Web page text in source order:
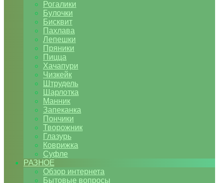
Рогалики
Булочки
Бисквит
Пахлава
Лепешки
Пряники
Пицца
Хачапури
Чизкейк
Штрудель
Шарлотка
Манник
Запеканка
Пончики
Творожник
Глазурь
Коврижка
Суфле
РАЗНОЕ
Обзор интернета
Бытовые вопросы